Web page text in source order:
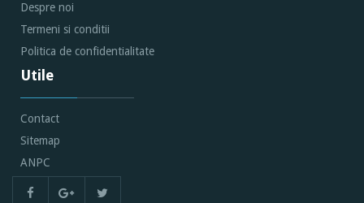
Despre noi
Termeni si conditii
Politica de confidentialitate
Utile
Contact
Sitemap
ANPC